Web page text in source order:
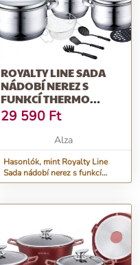
ROYALTY LINE SADA
NÁDOBÍ NEREZ S
FUNKCÍ THERMO
CONTROL 18 KS RL-
1802
29 590 Ft
Alza
Hasonlók, mint Royalty Line
Sada nádobí nerez s funkcí
Thermo Control 18 ks RL-1802